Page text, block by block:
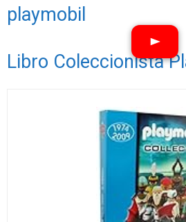
playmobil
Libro Coleccionista